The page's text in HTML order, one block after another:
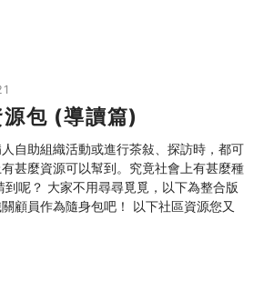
包 (導讀篇)
自助組織活動或進行茶敍、探訪時，都可
甚麼資源可以幫到。究竟社會上有甚麼種
呢？ 大家不用尋尋覓覓，以下為整合版
顧員作為隨身包吧！ 以下社區資源您又